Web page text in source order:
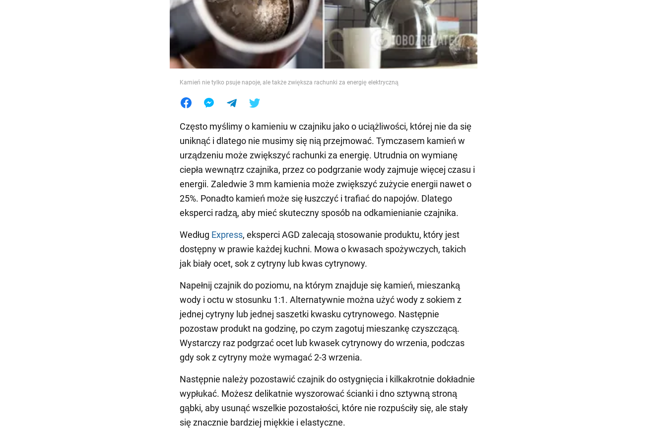
Jedzenie
Kamień nie tylko psuje napoje, ale także zwiększa rachunki za energię elektryczną
Często myślimy o kamieniu w czajniku jako o uciążliwości, której nie da się
uniknąć i dlatego nie musimy się nią przejmować. Tymczasem kamień w
urządzeniu może zwiększyć rachunki za energię. Utrudnia on wymianę
ciepła wewnątrz czajnika, przez co podgrzanie wody zajmuje więcej czasu i
energii. Zaledwie 3 mm kamienia może zwiększyć zużycie energii nawet o
25%. Ponadto kamień może się łuszczyć i trafiać do napojów. Dlatego
eksperci radzą, aby mieć skuteczny sposób na odkamienianie czajnika.
Według Express, eksperci AGD zalecają stosowanie produktu, który jest
dostępny w prawie każdej kuchni. Mowa o kwasach spożywczych, takich
jak biały ocet, sok z cytryny lub kwas cytrynowy.
Napełnij czajnik do poziomu, na którym znajduje się kamień, mieszanką
wody i octu w stosunku 1:1. Alternatywnie można użyć wody z sokiem z
jednej cytryny lub jednej saszetki kwasku cytrynowego. Następnie
pozostaw produkt na godzinę, po czym zagotuj mieszankę czyszczącą.
Wystarczy raz podgrzać ocet lub kwasek cytrynowy do wrzenia, podczas
gdy sok z cytryny może wymagać 2-3 wrzenia.
Następnie należy pozostawić czajnik do ostygnięcia i kilkakrotnie dokładnie
wypłukać. Możesz delikatnie wyszorować ścianki i dno sztywną stroną
gąbki, aby usunąć wszelkie pozostałości, które nie rozpuściły się, ale stały
się znacznie bardziej miękkie i elastyczne.